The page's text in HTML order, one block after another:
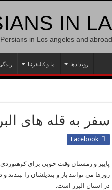
IN LA
in Los angeles and abroad
رویدادها ما و کالیفرنیا
سفر به قله های
Facebook
پاییز و زمستان وقت خوبی برای
روزها می توانند بار و بندیلشان را
در استان البرز است.